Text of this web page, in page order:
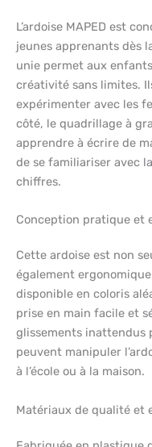
L’ardoise MAPED est
jeunes apprenants dès
unie permet aux
créativité sans limites.
expérimenter avec les
côté, le quadrillage à
apprendre à écrire de
de se familiariser avec
chiffres.
Conception pratique et
Cette ardoise est non
également
disponible en coloris
prise en main facile et
glissements inattendus
peuvent manipuler
à l’école ou à la maison.
Matériaux de qualité et